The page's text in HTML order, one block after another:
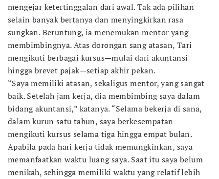
mengejar ketertinggalan dari awal. Tak ada pilihan
selain banyak bertanya dan menyingkirkan rasa
sungkan. Beruntung, ia menemukan mentor yang
membimbingnya. Atas dorongan sang atasan, Tari
mengikuti berbagai kursus—mulai dari akuntansi
hingga brevet pajak—setiap akhir pekan.
“Saya memiliki atasan, sekaligus mentor, yang sangat
baik. Setelah jam kerja, dia membimbing saya dalam
bidang akuntansi,” katanya. “Selama bekerja di sana,
dalam kurun satu tahun, saya berkesempatan
mengikuti kursus selama tiga hingga empat bulan.
Apabila pada hari kerja tidak memungkinkan, saya
memanfaatkan waktu luang saya. Saat itu saya belum
menikah, sehingga memiliki waktu yang relatif lebih